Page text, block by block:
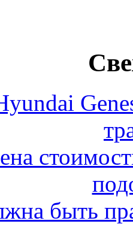
быть